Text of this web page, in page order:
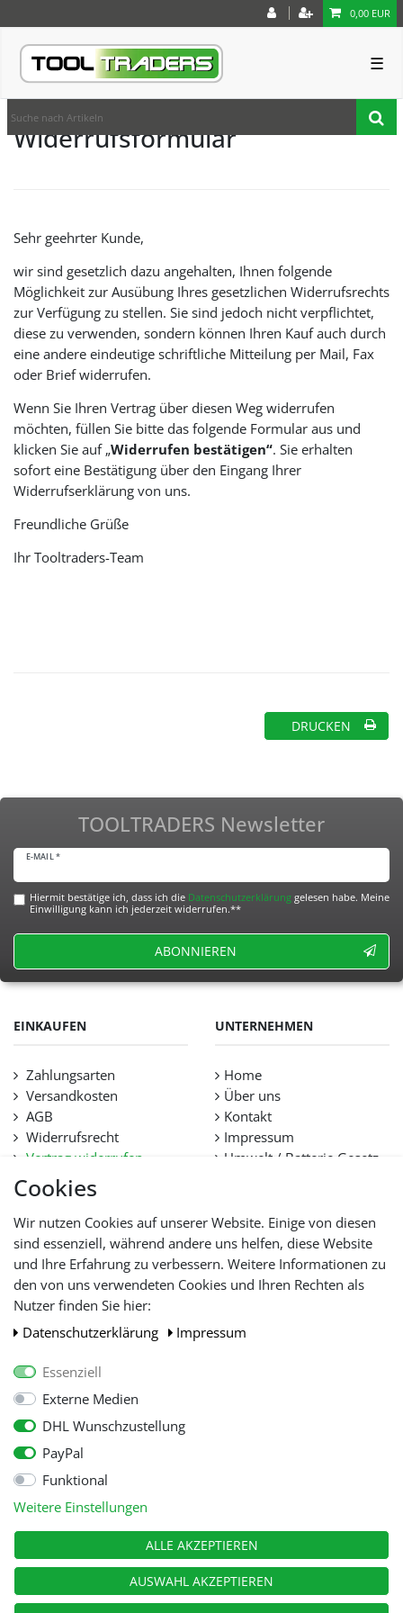
Cookies
Wir nutzen Cookies auf unserer Website. Einige von diesen
sind essenziell, während andere uns helfen, diese Website
und Ihre Erfahrung zu verbessern. Weitere Informationen zu
den von uns verwendeten Cookies und Ihren Rechten als
Nutzer finden Sie hier:
Daten­schutz­erklärung
Impressum
Essenziell
Externe Medien
DHL Wunschzustellung
PayPal
Funktional
Weitere Einstellungen
ALLE AKZEPTIEREN
AUSWAHL AKZEPTIEREN
0,00 EUR
☰
Widerrufs­formular
Sehr geehrter Kunde,
wir sind gesetzlich dazu angehalten, Ihnen folgende
Möglichkeit zur Ausübung Ihres gesetzlichen Widerrufsrechts
zur Verfügung zu stellen. Sie sind jedoch nicht verpflichtet,
diese zu verwenden, sondern können Ihren Kauf auch durch
eine andere eindeutige schriftliche Mitteilung per Mail, Fax
oder Brief widerrufen.
Wenn Sie Ihren Vertrag über diesen Weg widerrufen
möchten, füllen Sie bitte das folgende Formular aus und
klicken Sie auf „Widerrufen bestätigen“. Sie erhalten
sofort eine Bestätigung über den Eingang Ihrer
Widerrufserklärung von uns.
Freundliche Grüße
Ihr Tooltraders-Team
DRUCKEN
TOOLTRADERS Newsletter
E-MAIL *
Hiermit bestätige ich, dass ich die Daten­schutz­erklärunggelesen habe. Meine
Einwilligung kann ich jederzeit widerrufen.**
ABONNIEREN
EINKAUFEN
Zahlungsarten
Versandkosten
AGB
Widerrufsrecht
Vertrag widerrufen
Datenschutz
Hilfe
Lieferfristen und
Lieferbeschränkung
UNTERNEHMEN
Home
Über uns
Kontakt
Impressum
Umwelt / Batterie Gesetz
WIR AKZEPTIEREN
© Copyright 2026 Tooltraders GmbH. Alle Rechte vorbehalten